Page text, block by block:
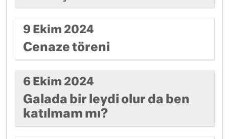
9 Ekim 2024
Cenaze töreni
6 Ekim 2024
Galada bir leydi olur da ben
katılmam mı?